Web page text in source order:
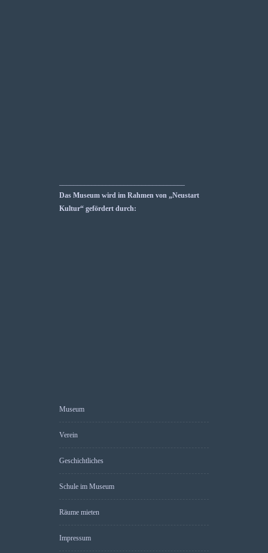
Das Museum wird im Rahmen von „Neustart
Kultur“ gefördert durch:
Museum
Verein
Geschichtliches
Schule im Museum
Räume mieten
Impressum